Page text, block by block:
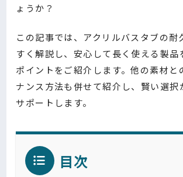
ょうか？
この記事では、アクリルバスタブの耐
すく解説し、安心して長く使える製品
ポイントをご紹介します。他の素材と
ナンス方法も併せて紹介し、賢い選択
サポートします。
目次